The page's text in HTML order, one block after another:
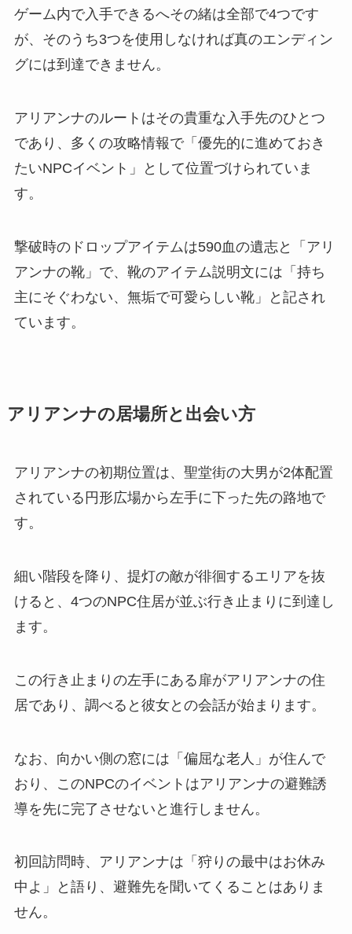
ゲーム内で入手できるへその緒は全部で4つです
が、そのうち3つを使用しなければ真のエンディン
グには到達できません。
アリアンナのルートはその貴重な入手先のひとつ
であり、多くの攻略情報で「優先的に進めておき
たいNPCイベント」として位置づけられていま
す。
撃破時のドロップアイテムは590血の遺志と「アリ
アンナの靴」で、靴のアイテム説明文には「持ち
主にそぐわない、無垢で可愛らしい靴」と記され
ています。
アリアンナの居場所と出会い方
アリアンナの初期位置は、聖堂街の大男が2体配置
されている円形広場から左手に下った先の路地で
す。
細い階段を降り、提灯の敵が徘徊するエリアを抜
けると、4つのNPC住居が並ぶ行き止まりに到達し
ます。
この行き止まりの左手にある扉がアリアンナの住
居であり、調べると彼女との会話が始まります。
なお、向かい側の窓には「偏屈な老人」が住んで
おり、このNPCのイベントはアリアンナの避難誘
導を先に完了させないと進行しません。
初回訪問時、アリアンナは「狩りの最中はお休み
中よ」と語り、避難先を聞いてくることはありま
せん。